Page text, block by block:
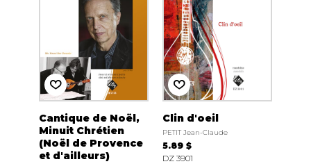
Cantique de Noël,
Minuit Chrétien
(Noël de Provence
et d'ailleurs)
Clin d'oeil
PETIT Jean-Claude
5.89 $
DZ 3901